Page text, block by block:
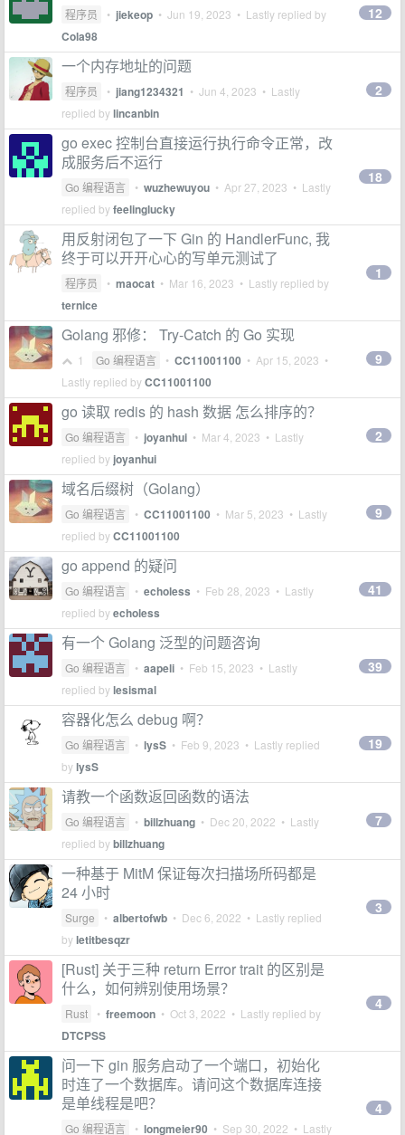
程序员 • jiekeop • Jun 19, 2023 • Lastly replied by
Cola98
12
一个内存地址的问题
程序员 • jiang1234321 • Jun 4, 2023 • Lastly
replied bylincanbin
2
go exec 控制台直接运行执行命令正常，改
成服务后不运行
Go 编程语言 • wuzhewuyou • Apr 27, 2023 • Lastly
replied byfeelinglucky
18
用反射闭包了一下 Gin 的 HandlerFunc, 我
终于可以开开心心的写单元测试了
程序员 • maocat • Mar 16, 2023 • Lastly replied by
ternice
1
Golang 邪修： Try-Catch 的 Go 实现
1 Go 编程语言 • CC11001100 • Apr 15, 2023 •
Lastly replied byCC11001100
9
go 读取 redis 的 hash 数据 怎么排序的？
Go 编程语言 • joyanhui • Mar 4, 2023 • Lastly
replied by joyanhui
2
域名后缀树（Golang）
Go 编程语言 • CC11001100 • Mar 5, 2023 • Lastly
replied byCC11001100
9
go append 的疑问
Go 编程语言 • echoless • Feb 28, 2023 • Lastly
replied byecholess
41
有一个 Golang 泛型的问题咨询
Go 编程语言 • aapeli • Feb 15, 2023 • Lastly
replied bylesismal
39
容器化怎么 debug 啊？
Go 编程语言 • lysS • Feb 9, 2023 • Lastly replied
bylysS
19
请教一个函数返回函数的语法
Go 编程语言 • billzhuang • Dec 20, 2022 • Lastly
replied bybillzhuang
7
一种基于 MitM 保证每次扫描场所码都是
24 小时
Surge • albertofwb • Dec 6, 2022 • Lastly replied
byletitbesqzr
3
[Rust] 关于三种 return Error trait 的区别是
什么，如何辨别使用场景？
Rust • freemoon • Oct 3, 2022 • Lastly replied by
DTCPSS
4
问一下 gin 服务启动了一个端口，初始化
时连了一个数据库。请问这个数据库连接
是单线程是吧？
Go 编程语言 • longmeier90 • Sep 30, 2022 • Lastly
4